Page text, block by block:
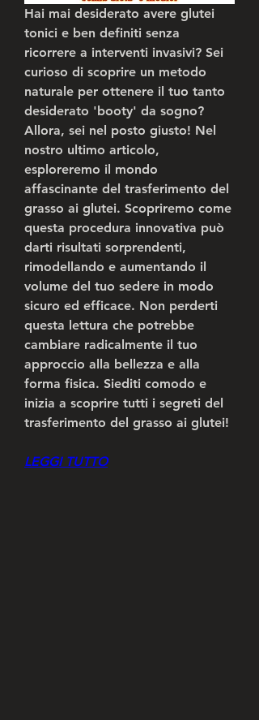
Hai mai desiderato avere glutei
tonici e ben definiti senza
ricorrere a interventi invasivi? Sei
curioso di scoprire un metodo
naturale per ottenere il tuo tanto
desiderato 'booty' da sogno?
Allora, sei nel posto giusto! Nel
nostro ultimo articolo,
esploreremo il mondo
affascinante del trasferimento del
grasso ai glutei. Scopriremo come
questa procedura innovativa può
darti risultati sorprendenti,
rimodellando e aumentando il
volume del tuo sedere in modo
sicuro ed efficace. Non perderti
questa lettura che potrebbe
cambiare radicalmente il tuo
approccio alla bellezza e alla
forma fisica. Siediti comodo e
inizia a scoprire tutti i segreti del
trasferimento del grasso ai glutei!
LEGGI TUTTO